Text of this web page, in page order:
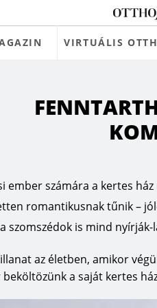
VIRTUÁLIS
ember számára a kertes
romantikusnak tűnik –
szomszédok is mind
az életben, amikor
a saját kertes